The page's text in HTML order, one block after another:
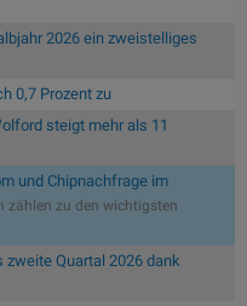
2026 ein zweistelliges
0,7 Prozent zu
steigt mehr als 11
und Chipnachfrage im
zählen zu den wichtigsten
zweite Quartal 2026 dank